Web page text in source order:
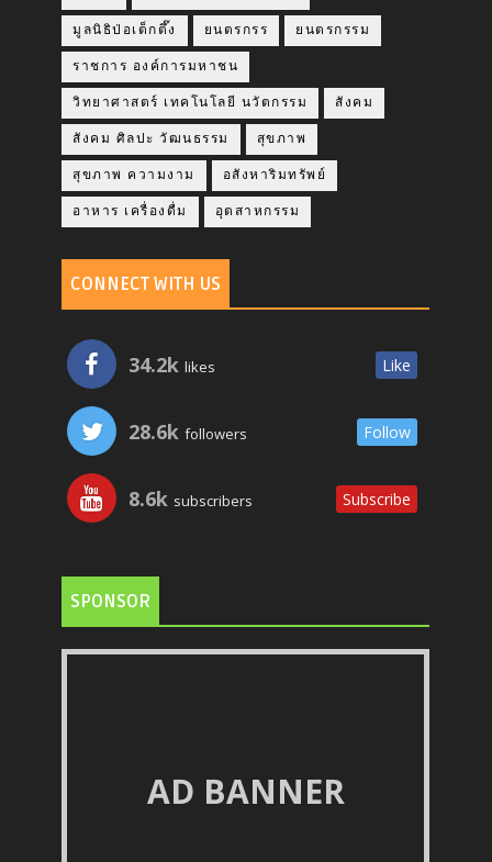
มูลนิธิป่อเต็กตึ๊ง ยนตรกรร ยนตรกรรม
ราชการ องค์การมหาชน
วิทยาศาสตร์ เทคโนโลยี นวัตกรรม สังคม
สังคม ศิลปะ วัฒนธรรม สุขภาพ
สุขภาพ ความงาม อสังหาริมทรัพย์
อาหาร เครื่องดื่ม อุตสาหกรรม
CONNECT WITH US
34.2k likes Like
28.6k followers Follow
8.6k subscribers Subscribe
SPONSOR
AD BANNER